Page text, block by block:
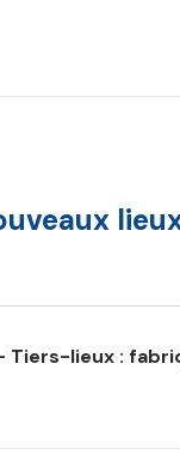
Tiers-lieux :